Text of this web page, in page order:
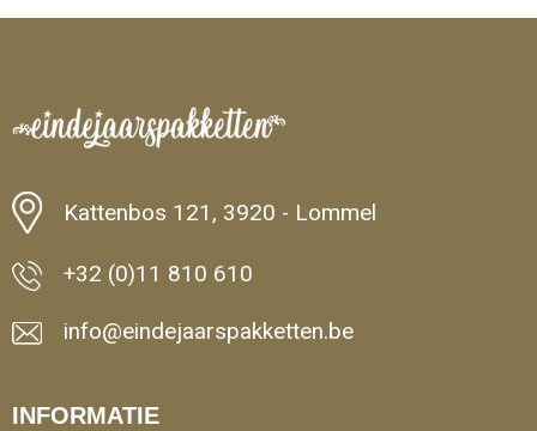
Kattenbos 121, 3920 - Lommel
+32 (0)11 810 610
info@eindejaarspakketten.be
INFORMATIE